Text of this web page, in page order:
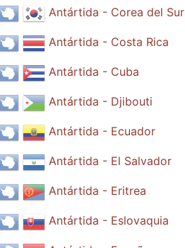
Antártida - Corea del Sur
Antártida - Costa Rica
Antártida - Cuba
Antártida - Djibouti
Antártida - Ecuador
Antártida - El Salvador
Antártida - Eritrea
Antártida - Eslovaquia